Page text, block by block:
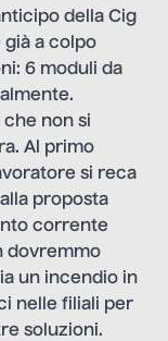
della Cig
a colpo
6 moduli da
non si
Al primo
si reca
proposta
corrente
dovremmo
un incendio in
nelle filiali per
soluzioni.